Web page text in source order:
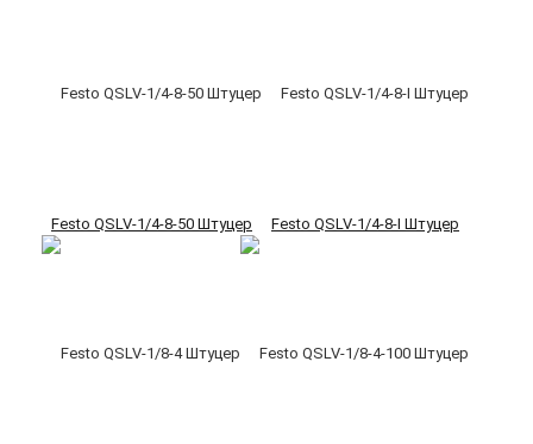
Festo QSLV-1/4-8-50 Штуцер Festo QSLV-1/4-8-I Штуцер